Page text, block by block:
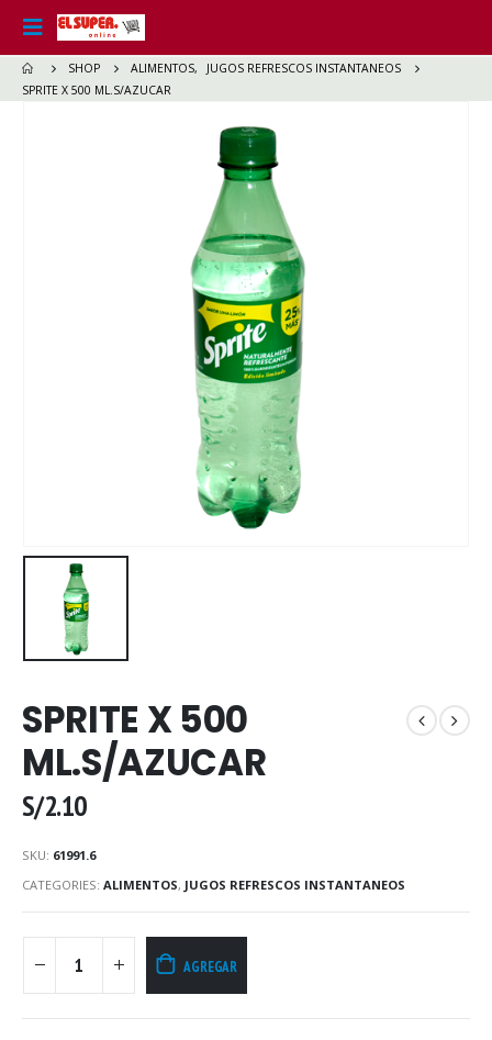
SHOP ALIMENTOS,
JUGOS REFRESCOS INSTANTANEOS
SPRITE X 500 ML.S/AZUCAR
SPRITE X 500
ML.S/AZUCAR
S/2.10
SKU: 61991.6
CATEGORIES: ALIMENTOS, JUGOS REFRESCOS INSTANTANEOS
AGREGAR